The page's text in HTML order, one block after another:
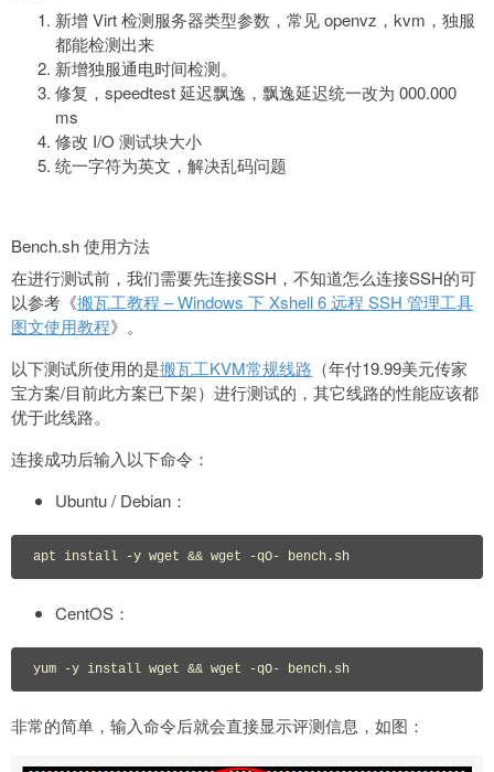
新增 Virt 检测服务器类型参数，常见 openvz，kvm，独服
都能检测出来
新增独服通电时间检测。
修复，speedtest 延迟飘逸，飘逸延迟统一改为 000.000
ms
修改 I/O 测试块大小
统一字符为英文，解决乱码问题
Bench.sh 使用方法
在进行测试前，我们需要先连接SSH，不知道怎么连接SSH的可
以参考《搬瓦工教程 – Windows 下 Xshell 6 远程 SSH 管理工具
图文使用教程》。
以下测试所使用的是搬瓦工KVM常规线路 （年付19.99美元传家
宝方案/目前此方案已下架）进行测试的，其它线路的性能应该都
优于此线路。
连接成功后输入以下命令：
Ubuntu / Debian：
apt install -y wget && wget -qO- bench.sh
CentOS：
yum -y install wget && wget -qO- bench.sh
非常的简单，输入命令后就会直接显示评测信息，如图：